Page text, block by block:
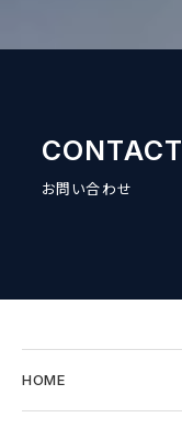
CONTACT
お問い合わせ
HOME